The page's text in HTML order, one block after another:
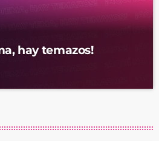
hay temazos!